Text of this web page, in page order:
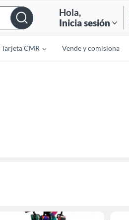
Hola,
Inicia sesión
Tarjeta CMR Vende y comisiona